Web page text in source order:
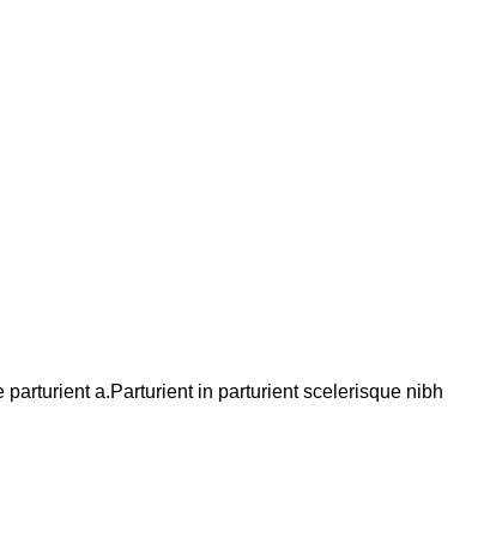
a.Parturient in parturient scelerisque nibh